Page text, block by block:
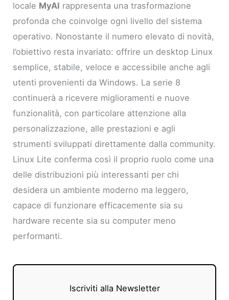
locale MyAI rappresenta una trasformazione
profonda che coinvolge ogni livello del sistema
operativo. Nonostante il numero elevato di novità,
l’obiettivo resta invariato: offrire un desktop Linux
semplice, stabile, veloce e accessibile anche agli
utenti provenienti da Windows. La serie 8
continuerà a ricevere miglioramenti e nuove
funzionalità, con particolare attenzione alla
personalizzazione, alle prestazioni e agli
strumenti sviluppati direttamente dalla community.
Linux Lite conferma così il proprio ruolo come una
delle distribuzioni più interessanti per chi
desidera un ambiente moderno ma leggero,
capace di funzionare efficacemente sia su
hardware recente sia su computer meno
performanti.
Iscriviti alla Newsletter